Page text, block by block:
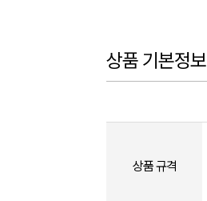
상품 기본정보
상품 규격